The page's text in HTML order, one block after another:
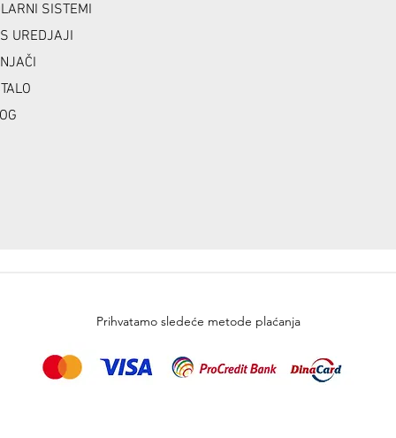
SISTEMI
UREDJAJI
Prihvatamo sledeće metode plaćanja